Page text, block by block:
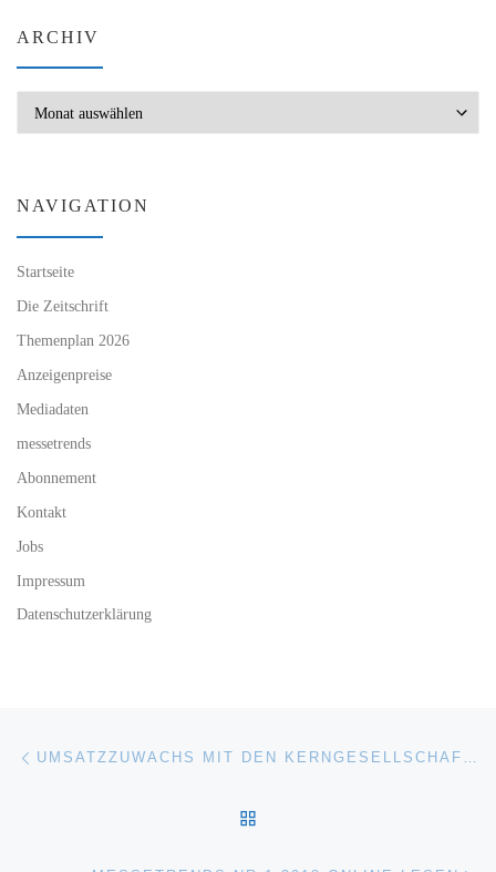
ARCHIV
NAVIGATION
Startseite
Die Zeitschrift
Themenplan 2026
Anzeigenpreise
Mediadaten
messetrends
Abonnement
Kontakt
Jobs
Impressum
Datenschutzerklärung
Beitragsnavigation UMSATZZUWACHS MIT DEN KERNGESELLSCHAFTEN SIMBA UND DICKIE IN EUROPA